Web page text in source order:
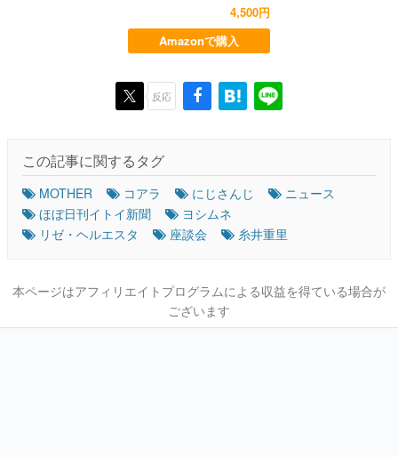
4,500円
Amazonで購入
反応
この記事に関するタグ
MOTHER コアラ にじさんじ
ニュース
ほぼ日刊イトイ新聞
ヨシムネ
リゼ・ヘルエスタ
座談会 糸井重里
本ページはアフィリエイトプログラムによる収益を得ている場合が
ございます